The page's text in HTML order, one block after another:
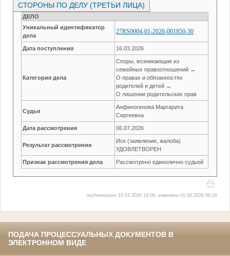
СТОРОНЫ ПО ДЕЛУ (ТРЕТЬИ ЛИЦА)
ДЕЛО
Уникальный идентификатор
дела
27RS0004-01-2026-001850-30
Дата поступления 16.03.2026
Категория дела
Споры, возникающие из
семейных правоотношений →
О правах и обязанностях
родителей и детей →
О лишении родительских прав
Судья
Анфиногенова Маргарита
Сергеевна
Дата рассмотрения 06.07.2026
Результат рассмотрения
Иск (заявление, жалоба)
УДОВЛЕТВОРЕН
Признак рассмотрения дела Рассмотрено единолично судьей
опубликовано 16.03.2026 19:06, изменено 01.08.2026 00:16
ПОДАЧА ПРОЦЕССУАЛЬНЫХ ДОКУМЕНТОВ В
ЭЛЕКТРОННОМ ВИДЕ